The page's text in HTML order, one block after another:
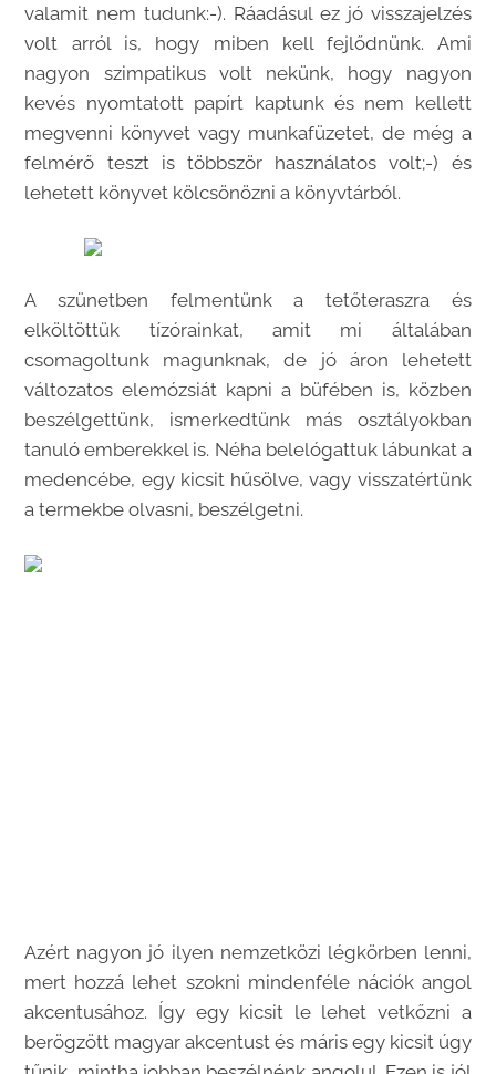
valamit nem tudunk:-). Ráadásul ez jó visszajelzés
volt arról is, hogy miben kell fejlődnünk. Ami
nagyon szimpatikus volt nekünk, hogy nagyon
kevés nyomtatott papírt kaptunk és nem kellett
megvenni könyvet vagy munkafüzetet, de még a
felmérő teszt is többször használatos volt;-) és
lehetett könyvet kölcsönözni a könyvtárból.
A szünetben felmentünk a tetőteraszra és
elköltöttük tízórainkat, amit mi általában
csomagoltunk magunknak, de jó áron lehetett
változatos elemózsiát kapni a büfében is, közben
beszélgettünk, ismerkedtünk más osztályokban
tanuló emberekkel is. Néha belelógattuk lábunkat a
medencébe, egy kicsit hűsölve, vagy visszatértünk
a termekbe olvasni, beszélgetni.
Azért nagyon jó ilyen nemzetközi légkörben lenni,
mert hozzá lehet szokni mindenféle nációk angol
akcentusához. Így egy kicsit le lehet vetkőzni a
berögzött magyar akcentust és máris egy kicsit úgy